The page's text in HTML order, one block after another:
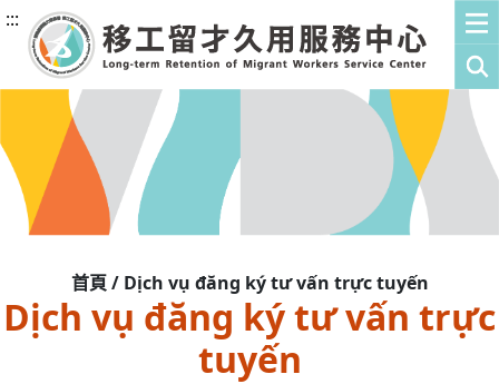
:::
首頁 / Dịch vụ đăng ký tư vấn trực tuyến
Dịch vụ đăng ký tư vấn trực
tuyến